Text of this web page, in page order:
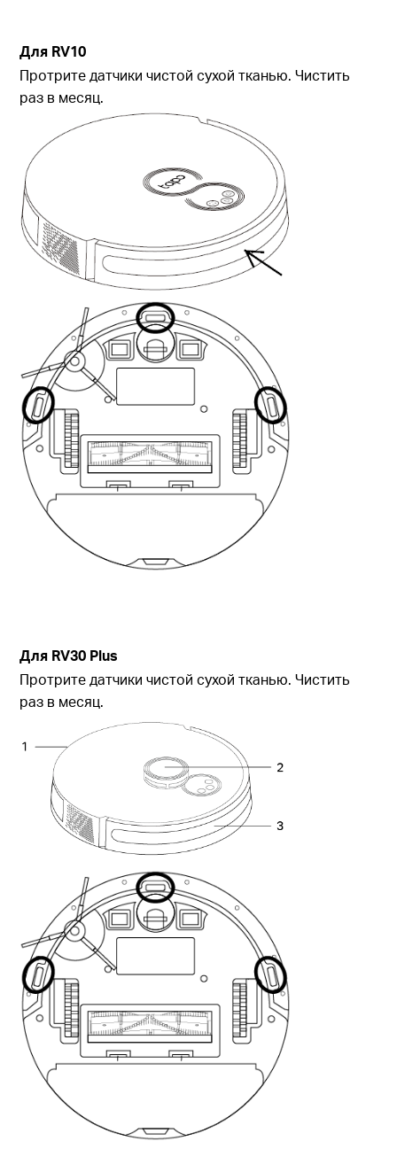
Для RV10
Протрите датчики чистой сухой тканью. Чистить
раз в месяц.
Для RV30 Plus
Протрите датчики чистой сухой тканью. Чистить
раз в месяц.